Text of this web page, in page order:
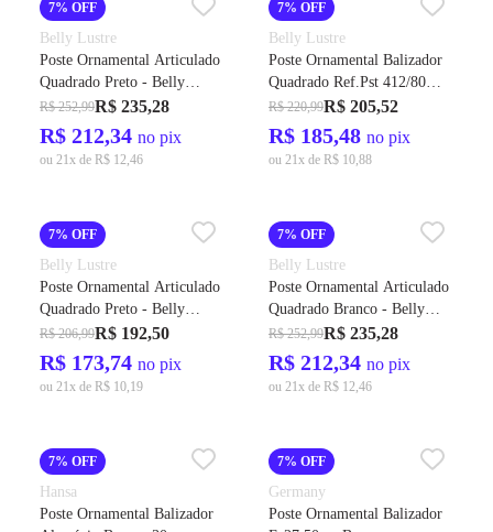
7% OFF
Belly Lustre
Poste Ornamental Articulado
Quadrado Preto - Belly
Lustres
R$ 252,99R$ 235,28
R$ 212,34 no pix
ou 21x de R$ 12,46
7% OFF
Belly Lustre
Poste Ornamental Balizador
Quadrado Ref.Pst 412/80
Preto 80cm - Belly Lustres
R$ 220,99R$ 205,52
R$ 185,48 no pix
ou 21x de R$ 10,88
7% OFF
Belly Lustre
Poste Ornamental Articulado
Quadrado Preto - Belly
Lustres
R$ 206,99R$ 192,50
R$ 173,74 no pix
ou 21x de R$ 10,19
7% OFF
Belly Lustre
Poste Ornamental Articulado
Quadrado Branco - Belly
Lustres
R$ 252,99R$ 235,28
R$ 212,34 no pix
ou 21x de R$ 12,46
7% OFF
Hansa
Poste Ornamental Balizador
7% OFF
Germany
Poste Ornamental Balizador